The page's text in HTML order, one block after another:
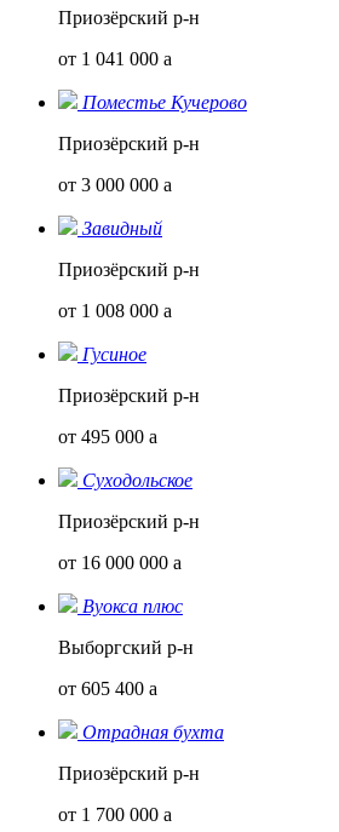
Приозёрский р-н
от 1 041 000 a
Поместье Кучерово
Приозёрский р-н
от 3 000 000 a
Завидный
Приозёрский р-н
от 1 008 000 a
Гусиное
Приозёрский р-н
от 495 000 a
Суходольское
Приозёрский р-н
от 16 000 000 a
Вуокса плюс
Выборгский р-н
от 605 400 a
Отрадная бухта
Приозёрский р-н
от 1 700 000 a